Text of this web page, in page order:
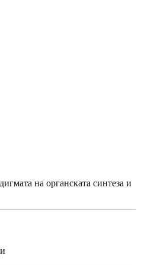
на органската синтеза и